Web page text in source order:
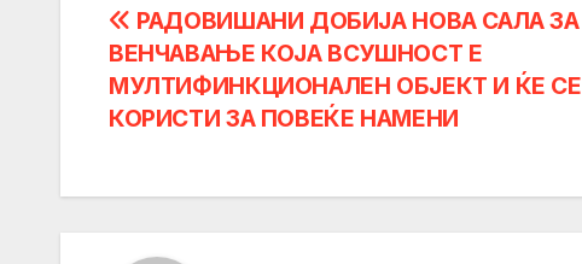
Post
navigation
РАДОВИШАНИ ДОБИЈА НОВА САЛА ЗА
ВЕНЧАВАЊЕ КОЈА ВСУШНОСТ Е
МУЛТИФИНКЦИОНАЛЕН ОБЈЕКТ И ЌЕ СЕ
КОРИСТИ ЗА ПОВЕЌЕ НАМЕНИ